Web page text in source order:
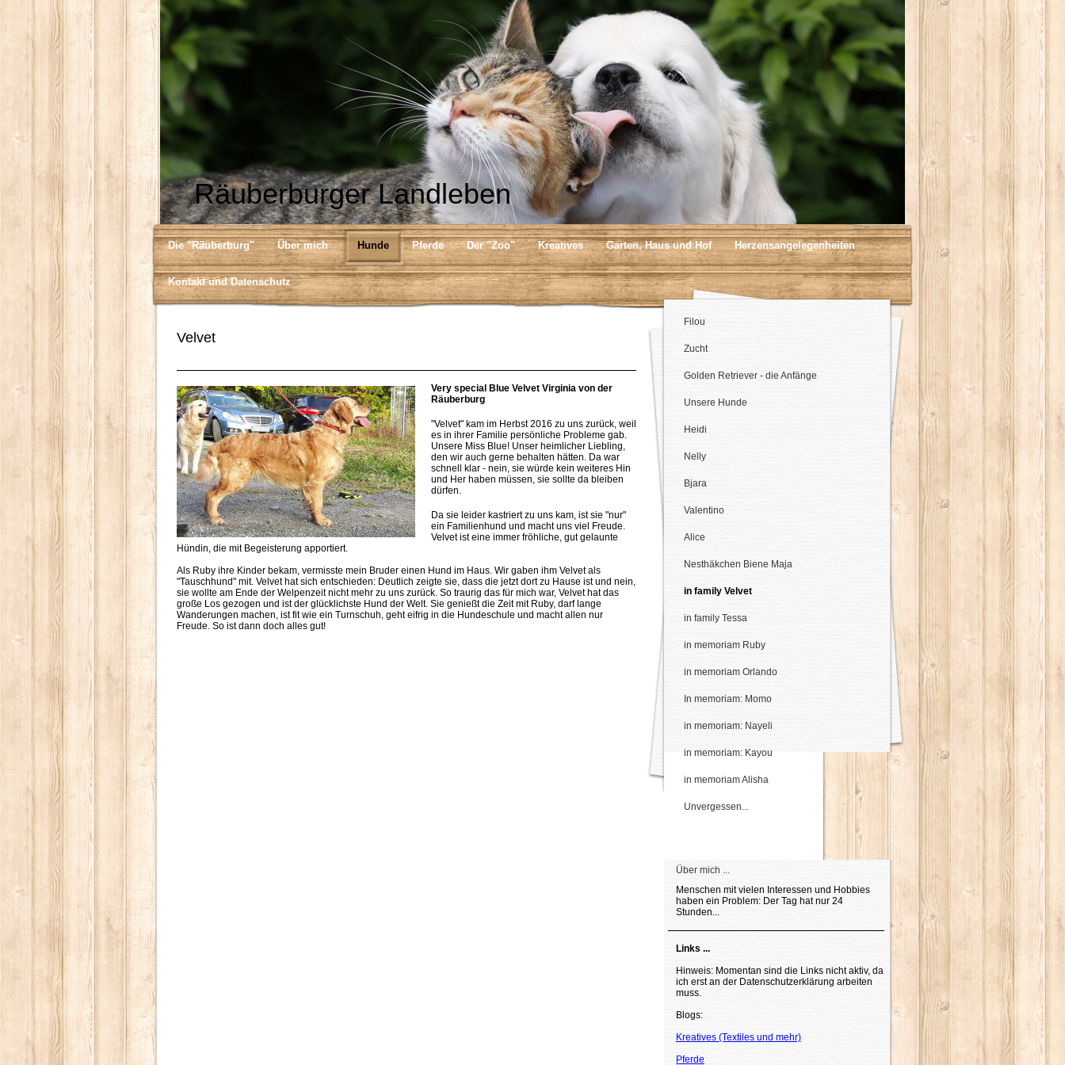
Räuberburger Landleben
Die "Räuberburg" Über mich Hunde Pferde Der "Zoo" Kreatives Garten, Haus und Hof Herzensangelegenheiten
Kontakt und Datenschutz
Velvet
Very special Blue Velvet Virginia von der
Räuberburg
"Velvet" kam im Herbst 2016 zu uns zurück, weil
es in ihrer Familie persönliche Probleme gab.
Unsere Miss Blue! Unser heimlicher Liebling,
den wir auch gerne behalten hätten. Da war
schnell klar - nein, sie würde kein weiteres Hin
und Her haben müssen, sie sollte da bleiben
dürfen.
Da sie leider kastriert zu uns kam, ist sie "nur"
ein Familienhund und macht uns viel Freude.
Velvet ist eine immer fröhliche, gut gelaunte
Hündin, die mit Begeisterung apportiert.
Als Ruby ihre Kinder bekam, vermisste mein Bruder einen Hund im Haus. Wir gaben ihm Velvet als
"Tauschhund" mit. Velvet hat sich entschieden: Deutlich zeigte sie, dass die jetzt dort zu Hause ist und nein,
sie wollte am Ende der Welpenzeit nicht mehr zu uns zurück. So traurig das für mich war, Velvet hat das
große Los gezogen und ist der glücklichste Hund der Welt. Sie genießt die Zeit mit Ruby, darf lange
Wanderungen machen, ist fit wie ein Turnschuh, geht eifrig in die Hundeschule und macht allen nur
Freude. So ist dann doch alles gut!
Filou
Zucht
Golden Retriever - die Anfänge
Unsere Hunde
Heidi
Nelly
Bjara
Valentino
Alice
Nesthäkchen Biene Maja
in family Velvet
in family Tessa
in memoriam Ruby
in memoriam Orlando
In memoriam: Momo
in memoriam: Nayeli
in memoriam: Kayou
in memoriam Alisha
Unvergessen...
Über mich ...
Menschen mit vielen Interessen und Hobbies
haben ein Problem: Der Tag hat nur 24
Stunden...
Links ...
Hinweis: Momentan sind die Links nicht aktiv, da
ich erst an der Datenschutzerklärung arbeiten
muss.
Blogs:
Kreatives (Textiles und mehr)
Pferde